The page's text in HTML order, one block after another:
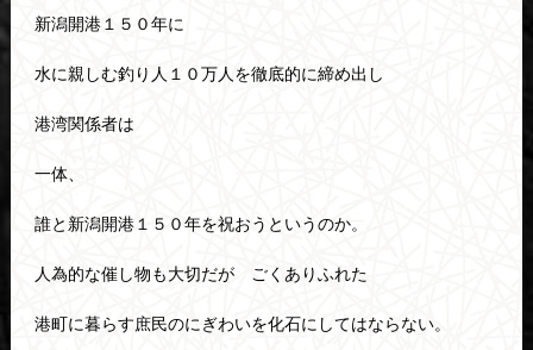
新潟開港１５０年に
水に親しむ釣り人１０万人を徹底的に締め出し
港湾関係者は
一体、
誰と新潟開港１５０年を祝おうというのか。
人為的な催し物も大切だが ごくありふれた
港町に暮らす庶民のにぎわいを化石にしてはならない。